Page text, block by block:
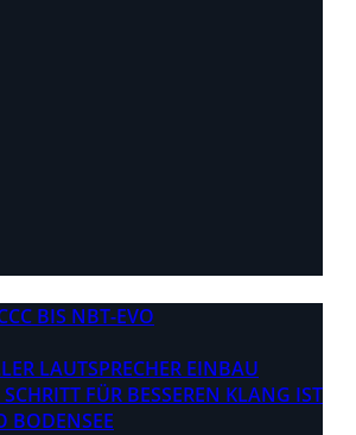
BIS NBT-EVO
LAUTSPRECHER EINBAU
FÜR BESSEREN KLANG IST
BODENSEE